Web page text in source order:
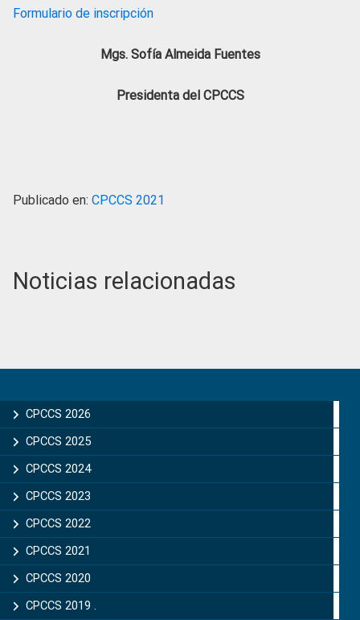
Formulario de inscripción
Mgs. Sofía Almeida Fuentes
Presidenta del CPCCS
Publicado en: CPCCS 2021
Noticias relacionadas
Sidebar
CPCCS 2026
CPCCS 2025
CPCCS 2024
CPCCS 2023
CPCCS 2022
CPCCS 2021
CPCCS 2020
CPCCS 2019 .